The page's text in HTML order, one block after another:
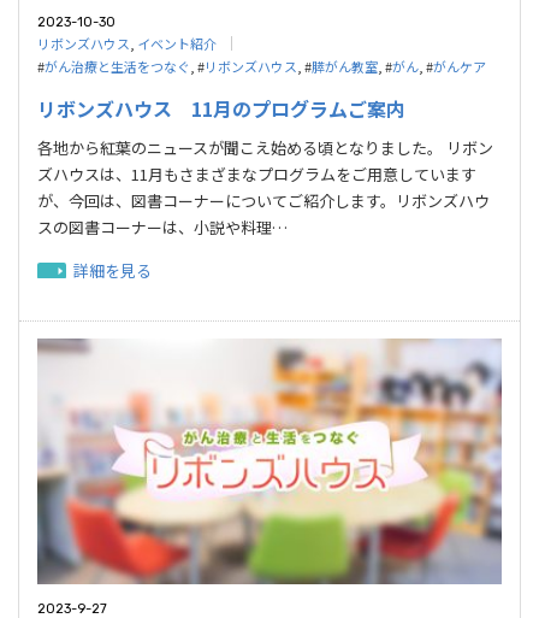
2023-10-30
リボンズハウス, イベント紹介
#がん治療と生活をつなぐ, #リボンズハウス, #膵がん教室, #がん, #がんケア
リボンズハウス 11月のプログラムご案内
各地から紅葉のニュースが聞こえ始める頃となりました。 リボン
ズハウスは、11月もさまざまなプログラムをご用意しています
が、今回は、図書コーナーについてご紹介します。リボンズハウ
スの図書コーナーは、小説や料理…
詳細を見る
2023-9-27